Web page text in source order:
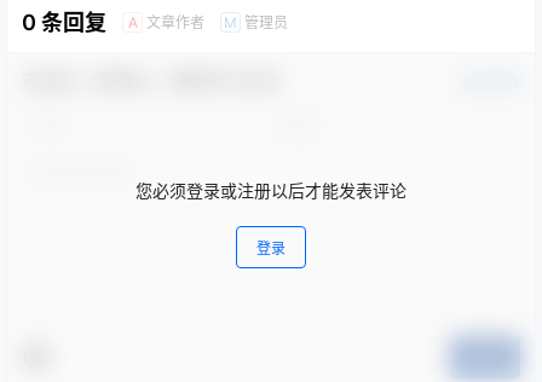
0 条回复 A 文章作者 M 管理员
您必须登录或注册以后才能发表评论
登录